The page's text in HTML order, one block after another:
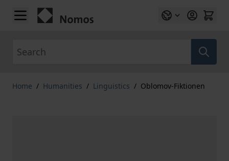
Skip to Content
Home / Humanities / Linguistics / Oblomov-Fiktionen